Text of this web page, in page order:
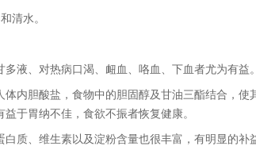
清水。
、对热病口渴、衄血、咯血、下血者尤为有益。
胆酸盐，食物中的胆固醇及甘油三酯结合，使
于胃纳不佳，食欲不振者恢复健康。
、维生素以及淀粉含量也很丰富，有明显的补